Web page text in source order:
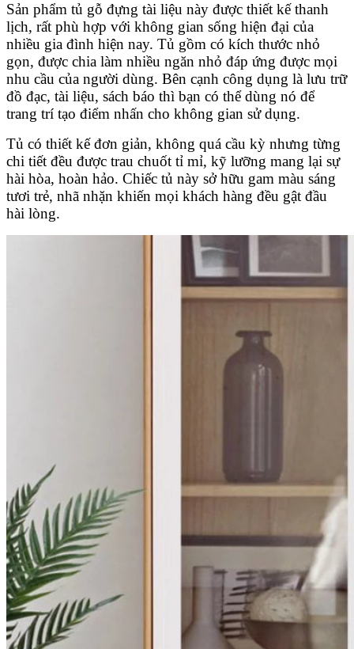
Sản phẩm tủ gỗ đựng tài liệu này được thiết kế thanh
lịch, rất phù hợp với không gian sống hiện đại của
nhiều gia đình hiện nay. Tủ gồm có kích thước nhỏ
gọn, được chia làm nhiều ngăn nhỏ đáp ứng được mọi
nhu cầu của người dùng. Bên cạnh công dụng là lưu trữ
đồ đạc, tài liệu, sách báo thì bạn có thể dùng nó để
trang trí tạo điểm nhấn cho không gian sử dụng.
Tủ có thiết kế đơn giản, không quá cầu kỳ nhưng từng
chi tiết đều được trau chuốt tỉ mỉ, kỹ lưỡng mang lại sự
hài hòa, hoàn hảo. Chiếc tủ này sở hữu gam màu sáng
tươi trẻ, nhã nhặn khiến mọi khách hàng đều gật đầu
hài lòng.